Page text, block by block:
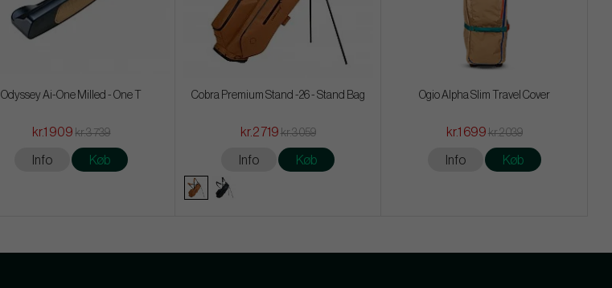
Odyssey Ai-One Milled - One T
kr.1 909 kr.3 739
Info Køb
Cobra Premium Stand -26 - Stand Bag
kr.2 719 kr.3 059
Info Køb
Ogio Alpha Slim Travel Cover
kr.1 699 kr.2 039
Info Køb